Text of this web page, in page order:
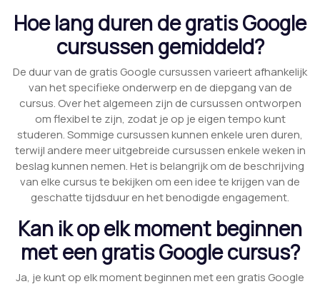
Hoe lang duren de gratis Google
cursussen gemiddeld?
De duur van de gratis Google cursussen varieert afhankelijk
van het specifieke onderwerp en de diepgang van de
cursus. Over het algemeen zijn de cursussen ontworpen
om flexibel te zijn, zodat je op je eigen tempo kunt
studeren. Sommige cursussen kunnen enkele uren duren,
terwijl andere meer uitgebreide cursussen enkele weken in
beslag kunnen nemen. Het is belangrijk om de beschrijving
van elke cursus te bekijken om een idee te krijgen van de
geschatte tijdsduur en het benodigde engagement.
Kan ik op elk moment beginnen
met een gratis Google cursus?
Ja, je kunt op elk moment beginnen met een gratis Google